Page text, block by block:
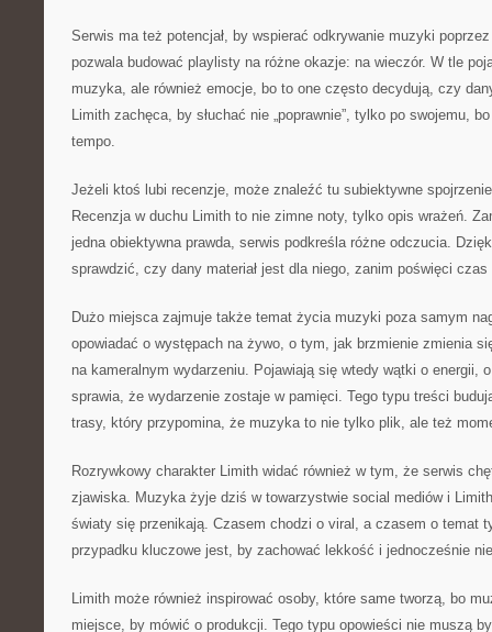
Serwis ma też potencjał, by wspierać odkrywanie muzyki
pozwala budować playlisty na różne okazje: na wieczór. W tle
muzyka, ale również emocje, bo to one często decydują, czy
Limith zachęca, by słuchać nie „poprawnie”, tylko po swojemu,
tempo.
Jeżeli ktoś lubi recenzje, może znaleźć tu subiektywne
Recenzja w duchu Limith to nie zimne noty, tylko opis wrażeń.
jedna obiektywna prawda, serwis podkreśla różne odczucia.
sprawdzić, czy dany materiał jest dla niego, zanim poświęci czas
Dużo miejsca zajmuje także temat życia muzyki poza samym
opowiadać o występach na żywo, o tym, jak brzmienie zmienia
na kameralnym wydarzeniu. Pojawiają się wtedy wątki o energii,
sprawia, że wydarzenie zostaje w pamięci. Tego typu treści
trasy, który przypomina, że muzyka to nie tylko plik, ale też
Rozrywkowy charakter Limith widać również w tym, że serwis
zjawiska. Muzyka żyje dziś w towarzystwie social mediów i
światy się przenikają. Czasem chodzi o viral, a czasem o temat
przypadku kluczowe jest, by zachować lekkość i jednocześnie
Limith może również inspirować osoby, które same tworzą, bo
miejsce, by mówić o produkcji. Tego typu opowieści nie muszą